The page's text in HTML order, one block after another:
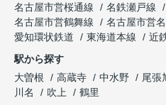
名古屋市営桜通線
名鉄瀬戸線
名古屋市営鶴舞線
名古屋市営
愛知環状鉄道
東海道本線
近
駅から探す
大曽根
高蔵寺 中水野 尾張
川名
吹上 鶴里